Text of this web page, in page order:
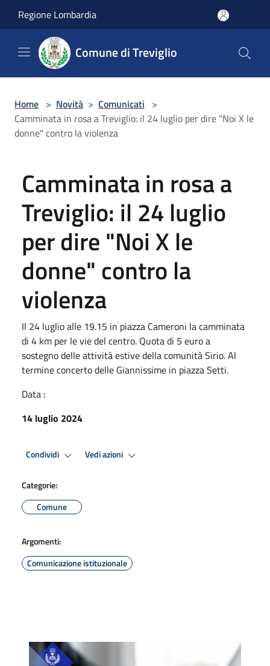
Regione Lombardia
Comune di Treviglio
Home > Novità > Comunicati >
Camminata in rosa a Treviglio: il 24 luglio per dire "Noi X le
donne" contro la violenza
Camminata in rosa a
Treviglio: il 24 luglio
per dire "Noi X le
donne" contro la
violenza
Il 24 luglio alle 19.15 in piazza Cameroni la camminata
di 4 km per le vie del centro. Quota di 5 euro a
sostegno delle attività estive della comunità Sirio. Al
termine concerto delle Giannissime in piazza Setti.
Data :
14 luglio 2024
Condividi Vedi azioni
Categorie:
Comune
Argomenti:
Comunicazione istituzionale